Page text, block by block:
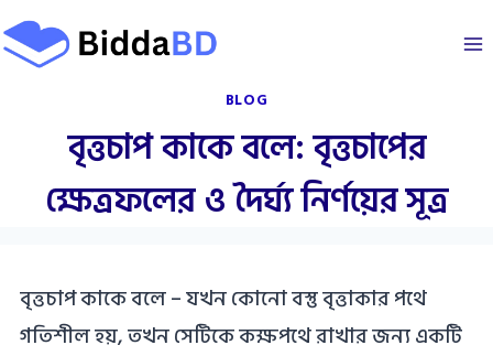
Skip
to
BLOG
বৃত্তচাপ কাকে বলে: বৃত্তচাপের
ক্ষেত্রফলের ও দৈর্ঘ্য নির্ণয়ের সূত্র
বৃত্তচাপ কাকে বলে – যখন কোনো বস্তু বৃত্তাকার পথে
গতিশীল হয়, তখন সেটিকে কক্ষপথে রাখার জন্য একটি